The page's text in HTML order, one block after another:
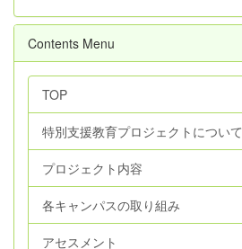
Contents Menu
TOP
特別支援教育プロジェクトについて
プロジェクト内容
各キャンパスの取り組み
アセスメント